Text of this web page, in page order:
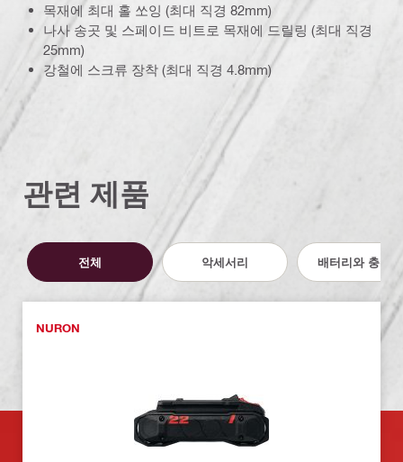
목재에 최대 홀 쏘잉 (최대 직경 82mm)
나사 송곳 및 스페이드 비트로 목재에 드릴링 (최대 직경
25mm)
강철에 스크류 장착 (최대 직경 4.8mm)
관련 제품
전체 악세서리 배터리와 충전기
NURON